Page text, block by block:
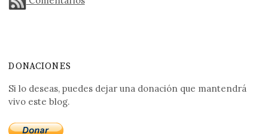
DONACIONES
Si lo deseas, puedes dejar una donación que mantendrá
vivo este blog.